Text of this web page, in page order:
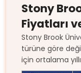
Stony
Fiyatları
Stony Brook
türüne göre
için ortalama